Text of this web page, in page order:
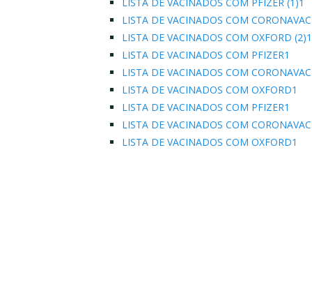
LISTA DE VACINADOS COM
LISTA DE VACINADOS COM OXFORD (2)1
LISTA DE VACINADOS COM PFIZER1
LISTA DE VACINADOS COM
LISTA DE VACINADOS COM OXFORD1
LISTA DE VACINADOS COM PFIZER1
LISTA DE VACINADOS COM
LISTA DE VACINADOS COM OXFORD1